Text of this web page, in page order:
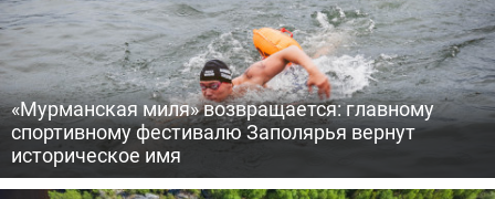
«Мурманская миля» возвращается: главному
спортивному фестивалю Заполярья вернут
историческое имя